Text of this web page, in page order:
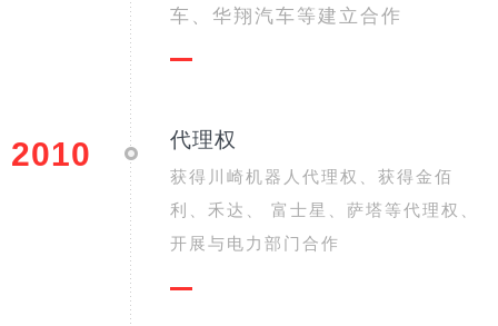
车、华翔汽车等建立合作
2010 代理权
获得川崎机器人代理权、获得金佰
利、禾达、 富士星、萨塔等代理权、
开展与电力部门合作